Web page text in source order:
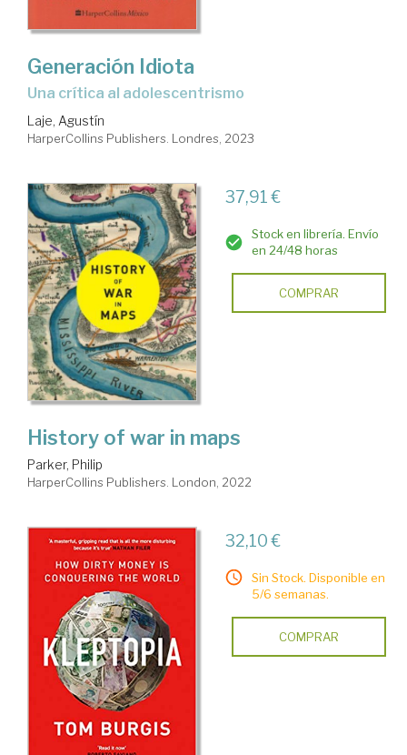
Generación Idiota
una crítica al adolescentrismo
Laje, Agustín
HarperCollins Publishers. Londres, 2023
37,91 €
Stock en librería. Envío
en 24/48 horas
COMPRAR
History of war in maps
Parker, Philip
HarperCollins Publishers. London, 2022
32,10 €
Sin Stock. Disponible en
5/6 semanas.
COMPRAR